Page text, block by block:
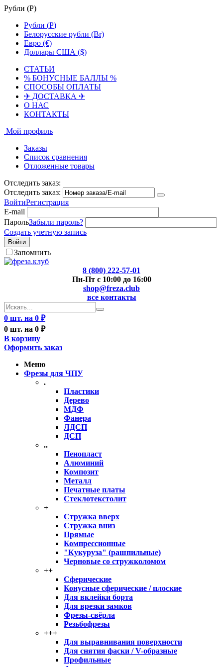
Рубли (Р)
Рубли (Р)
Белорусские рубли (Br)
Евро (€)
Доллары США ($)
СТАТЬИ
% БОНУСНЫЕ БАЛЛЫ %
СПОСОБЫ ОПЛАТЫ
✈ ДОСТАВКА ✈
О НАС
КОНТАКТЫ
Мой профиль
Заказы
Список сравнения
Отложенные товары
Отследить заказ:
Отследить заказ:
ВойтиРегистрация
E-mail
ПарольЗабыли пароль?
Создать учетную запись
Войти
Запомнить
8 (800) 222-57-01
Пн-Пт с 10:00 до 16:00
shop@freza.club
все контакты
0 шт. на 0 ₽
0 шт. на 0 ₽
В корзину
Оформить заказ
Меню
Фрезы для ЧПУ
.
Пластики
Дерево
МДФ
Фанера
ЛДСП
ДСП
..
Пенопласт
Алюминий
Композит
Металл
Печатные платы
Стеклотекстолит
+
Стружка вверх
Стружка вниз
Прямые
Компрессионные
"Кукуруза" (рашпильные)
Черновые со стружколомом
++
Сферические
Конусные сферические / плоские
Для вклейки борта
Для врезки замков
Фрезы-свёрла
Резьбофрезы
+++
Для выравнивания поверхности
Для снятия фаски / V-образные
Профильные